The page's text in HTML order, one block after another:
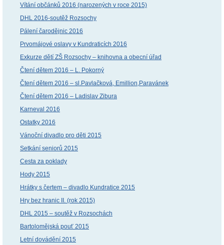
Vítání občánků 2016 (narozených v roce 2015)
DHL 2016-soutěž Rozsochy
Pálení čarodějnic 2016
Prvomájové oslavy v Kundraticích 2016
Exkurze dětí ZŠ Rozsochy – knihovna a obecní úřad
Čtení dětem 2016 – L. Pokorný
Čtení dětem 2016 – sl.Pavlačková, Emillion,Paravánek
Čtení dětem 2016 – Ladislav Zibura
Karneval 2016
Ostatky 2016
Vánoční divadlo pro děti 2015
Setkání seniorů 2015
Cesta za poklady
Hody 2015
Hrátky s čertem – divadlo Kundratice 2015
Hry bez hranic II. (rok 2015)
DHL 2015 – soutěž v Rozsochách
Bartolomějská pouť 2015
Letní dovádění 2015